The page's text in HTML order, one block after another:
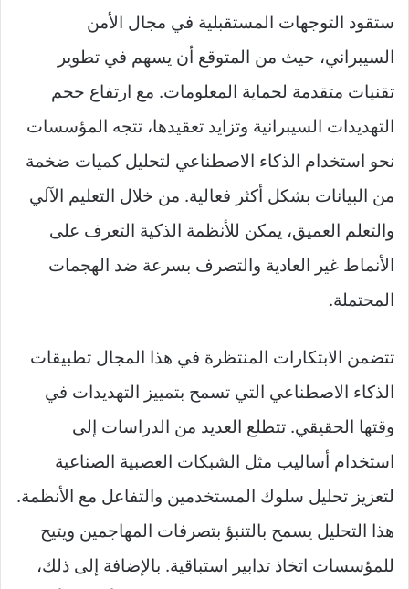
ستقود التوجهات المستقبلية في مجال الأمن
السيبراني، حيث من المتوقع أن يسهم في تطوير
تقنيات متقدمة لحماية المعلومات. مع ارتفاع حجم
التهديدات السيبرانية وتزايد تعقيدها، تتجه المؤسسات
نحو استخدام الذكاء الاصطناعي لتحليل كميات ضخمة
من البيانات بشكل أكثر فعالية. من خلال التعليم الآلي
والتعلم العميق، يمكن للأنظمة الذكية التعرف على
الأنماط غير العادية والتصرف بسرعة ضد الهجمات
المحتملة.
تتضمن الابتكارات المنتظرة في هذا المجال تطبيقات
الذكاء الاصطناعي التي تسمح بتمييز التهديدات في
وقتها الحقيقي. تتطلع العديد من الدراسات إلى
استخدام أساليب مثل الشبكات العصبية الصناعية
لتعزيز تحليل سلوك المستخدمين والتفاعل مع الأنظمة.
هذا التحليل يسمح بالتنبؤ بتصرفات المهاجمين ويتيح
للمؤسسات اتخاذ تدابير استباقية. بالإضافة إلى ذلك،